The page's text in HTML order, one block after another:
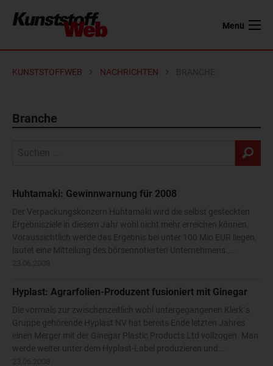
Menü
KUNSTSTOFFWEB NACHRICHTEN
Branche
Huhtamaki: Gewinnwarnung für 2008
Der Verpackungskonzern Huhtamaki wird die selbst gesteckten
Ergebnisziele in diesem Jahr wohl nicht mehr erreichen können.
Voraussichtlich werde das Ergebnis bei unter 100 Mio EUR liegen,
lautet eine Mitteilung des börsennotierten Unternehmens....
Hyplast: Agrarfolien-Produzent fusioniert mit Ginegar
Die vormals zur zwischenzeitlich wohl untergegangenen Klerk´s
Gruppe gehörende Hyplast NV hat bereits Ende letzten Jahres
einen Merger mit der Ginegar Plastic Products Ltd vollzogen. Man
werde weiter unter dem Hyplast-Label produzieren und...